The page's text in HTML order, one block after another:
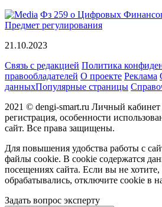
Фз 259 о Цифровых
Предмет регулирования
21.10.2023
Связь с редакцией Политика
правообладателей О проекте Реклама
данныхПопулярные страницы
2021 © dengi-smart.ru Личный кабинет
регистрация, особенности
сайт. Все права защищены.
Для повышения удобства работы с
файлы cookie. В cookie содержатся
посещениях сайта. Если вы не
обрабатывались, отключите cookie в
Задать вопрос эксперту